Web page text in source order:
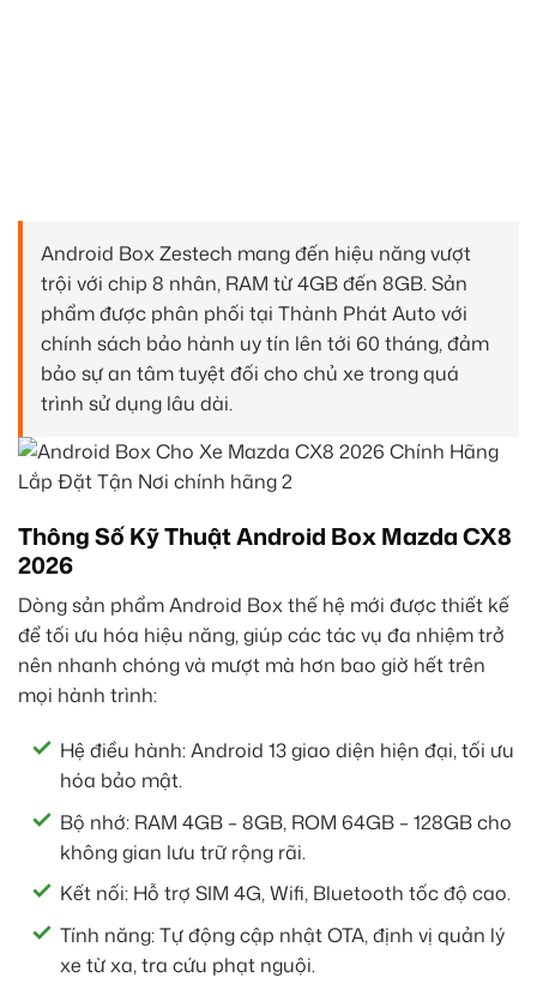
Android Box Zestech mang đến hiệu năng vượt
trội với chip 8 nhân, RAM từ 4GB đến 8GB. Sản
phẩm được phân phối tại Thành Phát Auto với
chính sách bảo hành uy tín lên tới 60 tháng, đảm
bảo sự an tâm tuyệt đối cho chủ xe trong quá
trình sử dụng lâu dài.
Thông Số Kỹ Thuật Android Box Mazda CX8
2026
Dòng sản phẩm Android Box thế hệ mới được thiết kế
để tối ưu hóa hiệu năng, giúp các tác vụ đa nhiệm trở
nên nhanh chóng và mượt mà hơn bao giờ hết trên
mọi hành trình:
Hệ điều hành: Android 13 giao diện hiện đại, tối ưu
hóa bảo mật.
Bộ nhớ: RAM 4GB – 8GB, ROM 64GB – 128GB cho
không gian lưu trữ rộng rãi.
Kết nối: Hỗ trợ SIM 4G, Wifi, Bluetooth tốc độ cao.
Tính năng: Tự động cập nhật OTA, định vị quản lý
xe từ xa, tra cứu phạt nguội.